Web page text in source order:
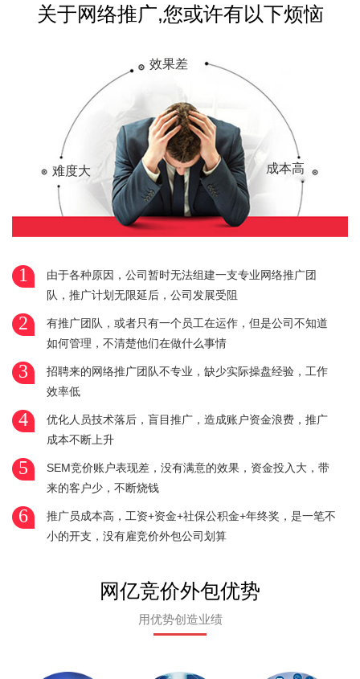
关于网络推广,您或许有以下烦恼
难度大
效果差
成本高
1
由于各种原因，公司暂时无法组建一支专业网络推广团
队，推广计划无限延后，公司发展受阻
2
有推广团队，或者只有一个员工在运作，但是公司不知道
如何管理，不清楚他们在做什么事情
3
招聘来的网络推广团队不专业，缺少实际操盘经验，工作
效率低
4
优化人员技术落后，盲目推广，造成账户资金浪费，推广
成本不断上升
5
SEM竞价账户表现差，没有满意的效果，资金投入大，带
来的客户少，不断烧钱
6
推广员成本高，工资+资金+社保公积金+年终奖，是一笔不
小的开支，没有雇竞价外包公司划算
网亿竞价外包优势
用优势创造业绩